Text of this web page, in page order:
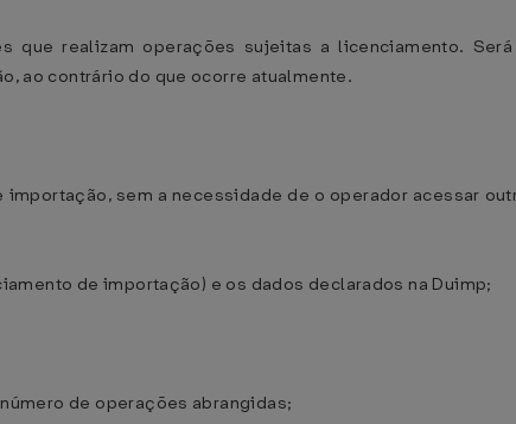
que realizam operações sujeitas a licenciamento.
ao contrário do que ocorre atualmente.
sem a necessidade de o operador acessar
de importação) e os dados declarados na Duimp;
de operações abrangidas;